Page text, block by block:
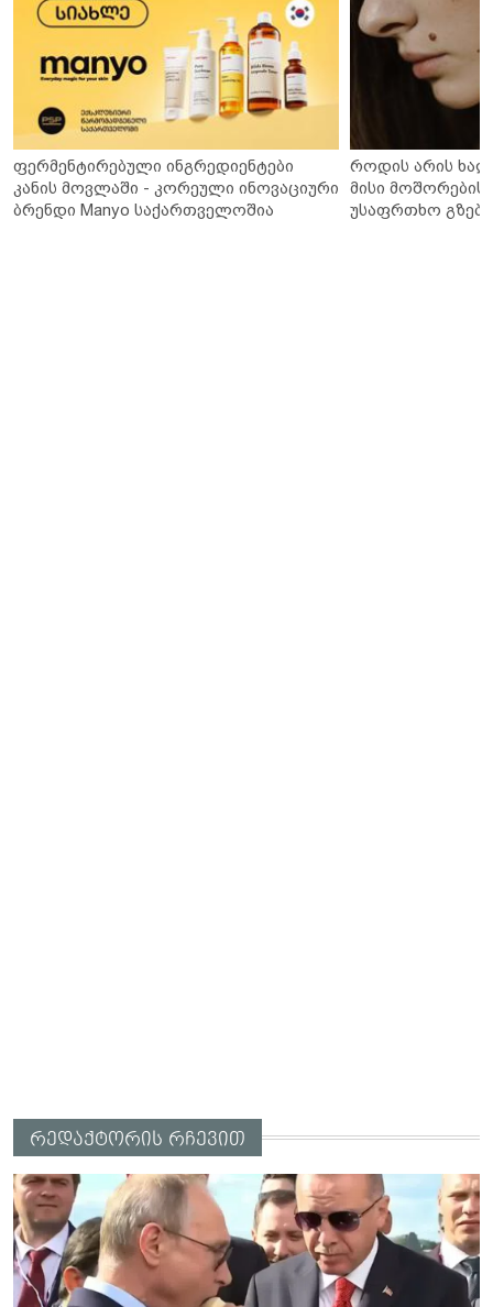
ფერმენტირებული ინგრედიენტები
კანის მოვლაში - კორეული ინოვაციური
ბრენდი Manyo საქართველოშია
როდის არის
მისი მოშორების
უსაფრთხო გზები
რედაქტორის რჩევით